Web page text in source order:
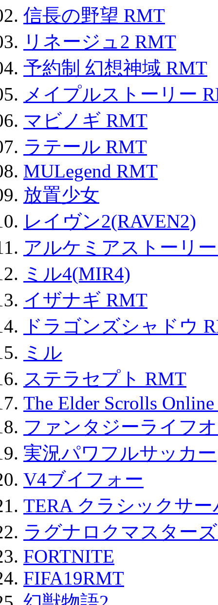
信長の野望 RMT
リネージュ2 RMT
予約制 幻想神域 RMT
メイプルストーリー
マビノギ RMT
ラテール RMT
MULegend RMT
放置少女
レイヴン2(RAVEN2)
アルケミアストーリ
ミル4(MIR4)
イザナギ RMT
ドラゴンズシャドウ
ミル
ステラセプト RMT
The Elder Scrolls
ファンタジーライフ
実況パワフルサッカー
V4ブイフォー
TERA クラシックサ
ラグナロクマスター
FORTNITE
FIFA19RMT